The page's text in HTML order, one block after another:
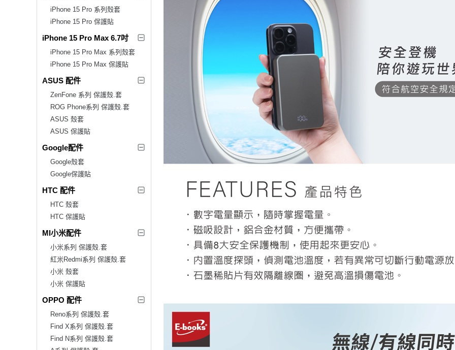
iPhone 15 Pro 系列殼套
iPhone 15 Pro 保護貼
iPhone 15 Pro Max 6.7吋
iPhone 15 Pro Max 系列殼套
iPhone 15 Pro Max 保護貼
ASUS 配件
ZenFone 系列 保護殼.套
ROG Phone系列 保護殼.套
ASUS 殼套
ASUS 保護貼
Google配件
Google殼套
Google保護貼
HTC 配件
HTC 殼套
HTC 保護貼
MI小米配件
小米系列 保護殼.套
紅米Redmi系列 保護殼.套
小米 殼套
小米 保護貼
OPPO 配件
Reno系列 保護殼.套
Find X系列 保護殼.套
Find N系列 保護殼.套